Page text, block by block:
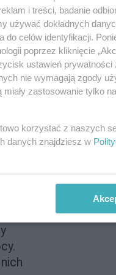
i treści, badanie
używać dokładnych
do celów identyfikacji.
poprzez kliknięcie
ustawień prywatności
nie wymagają zgody
zastosowanie tylko
korzystać z naszych
danych znajdziesz w